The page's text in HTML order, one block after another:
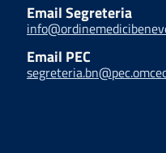
Email Segreteria
Email PEC